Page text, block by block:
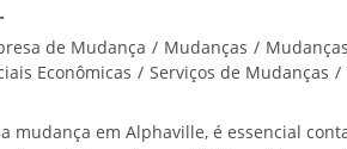
de Mudança / Mudanças /
Econômicas / Serviços de Mudanças /
mudança em Alphaville, é essencial